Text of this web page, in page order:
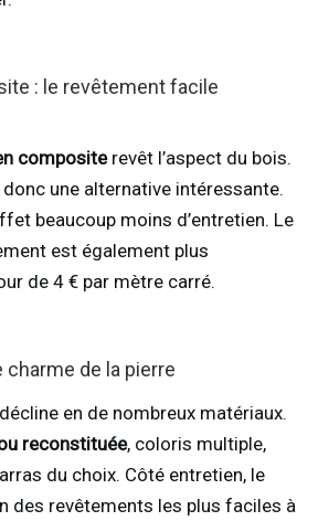
: le revêtement facile
compositerevêt l’aspect du bois.
une alternative intéressante.
beaucoup moins d’entretien. Le
est également plus
de 4 € par mètre carré.
charme de la pierre
en de nombreux matériaux.
reconstituée, coloris multiple,
du choix. Côté entretien, le
des revêtements les plus faciles à